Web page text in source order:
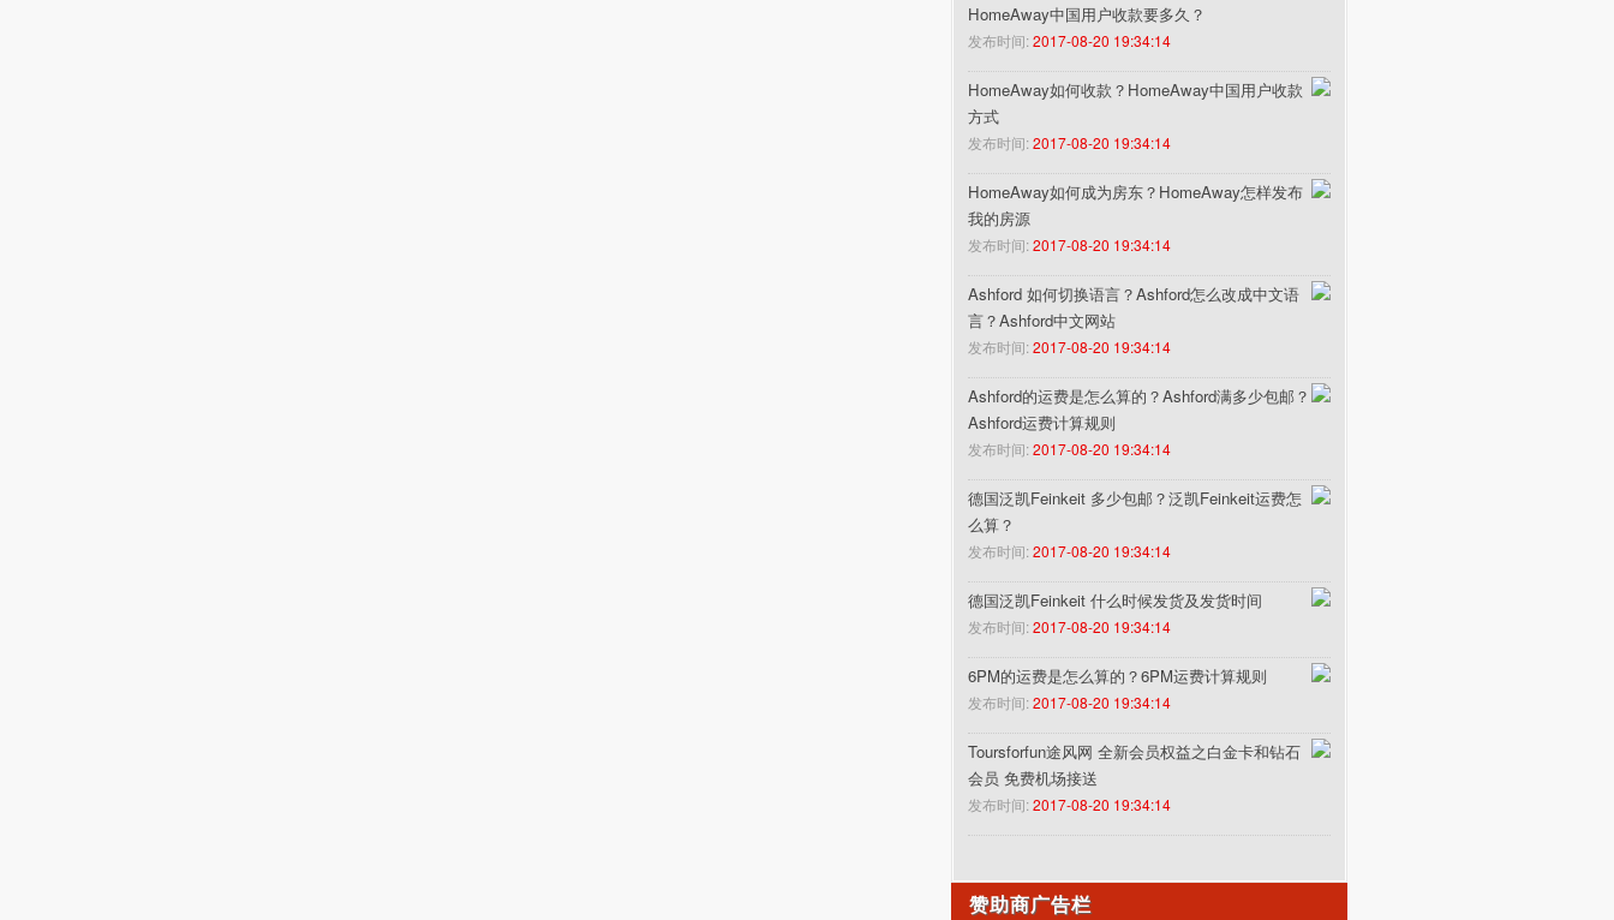
HomeAway中国用户收款要多久？
发布时间: 2017-08-20 19:34:14
HomeAway如何收款？HomeAway中国用户收款
方式
发布时间: 2017-08-20 19:34:14
HomeAway如何成为房东？HomeAway怎样发布
我的房源
发布时间: 2017-08-20 19:34:14
Ashford 如何切换语言？Ashford怎么改成中文语
言？Ashford中文网站
发布时间: 2017-08-20 19:34:14
Ashford的运费是怎么算的？Ashford满多少包邮？
Ashford运费计算规则
发布时间: 2017-08-20 19:34:14
德国泛凯Feinkeit 多少包邮？泛凯Feinkeit运费怎
么算？
发布时间: 2017-08-20 19:34:14
德国泛凯Feinkeit 什么时候发货及发货时间
发布时间: 2017-08-20 19:34:14
6PM的运费是怎么算的？6PM运费计算规则
发布时间: 2017-08-20 19:34:14
Toursforfun途风网 全新会员权益之白金卡和钻石
会员 免费机场接送
发布时间: 2017-08-20 19:34:14
赞助商广告栏